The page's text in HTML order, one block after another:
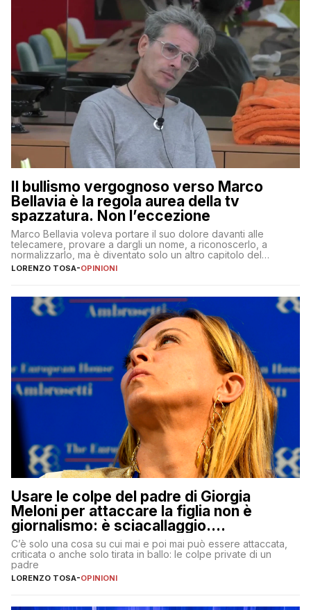
Il bullismo vergognoso verso Marco
Bellavia è la regola aurea della tv
spazzatura. Non l’eccezione
Marco Bellavia voleva portare il suo dolore davanti alle
telecamere, provare a dargli un nome, a riconoscerlo, a
normalizzarlo, ma è diventato solo un altro capitolo del
copione
LORENZO TOSA-OPINIONI
Usare le colpe del padre di Giorgia
Meloni per attaccare la figlia non è
giornalismo: è sciacallaggio.
Dimostriamo di essere diversi
C’è solo una cosa su cui mai e poi mai può essere attaccata,
criticata o anche solo tirata in ballo: le colpe private di un
padre
LORENZO TOSA-OPINIONI